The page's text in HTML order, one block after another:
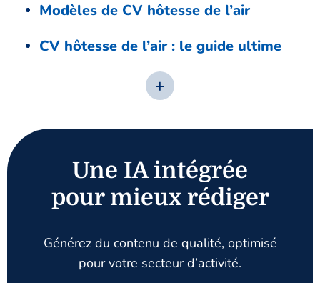
Modèles de CV hôtesse de l’air
CV hôtesse de l’air : le guide ultime
Une IA intégrée
pour mieux rédiger
Générez du contenu de qualité, optimisé
pour votre secteur d’activité.